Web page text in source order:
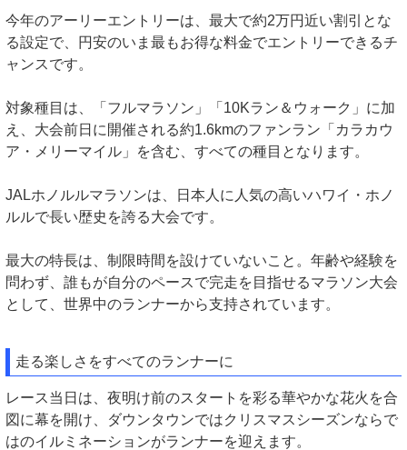
今年のアーリーエントリーは、最大で約2万円近い割引とな
る設定で、円安のいま最もお得な料金でエントリーできるチ
ャンスです。
対象種目は、「フルマラソン」「10Kラン＆ウォーク」に加
え、大会前日に開催される約1.6kmのファンラン「カラカウ
ア・メリーマイル」を含む、すべての種目となります。
JALホノルルマラソンは、日本人に人気の高いハワイ・ホノ
ルルで長い歴史を誇る大会です。
最大の特長は、制限時間を設けていないこと。年齢や経験を
問わず、誰もが自分のペースで完走を目指せるマラソン大会
として、世界中のランナーから支持されています。
走る楽しさをすべてのランナーに
レース当日は、夜明け前のスタートを彩る華やかな花火を合
図に幕を開け、ダウンタウンではクリスマスシーズンならで
はのイルミネーションがランナーを迎えます。